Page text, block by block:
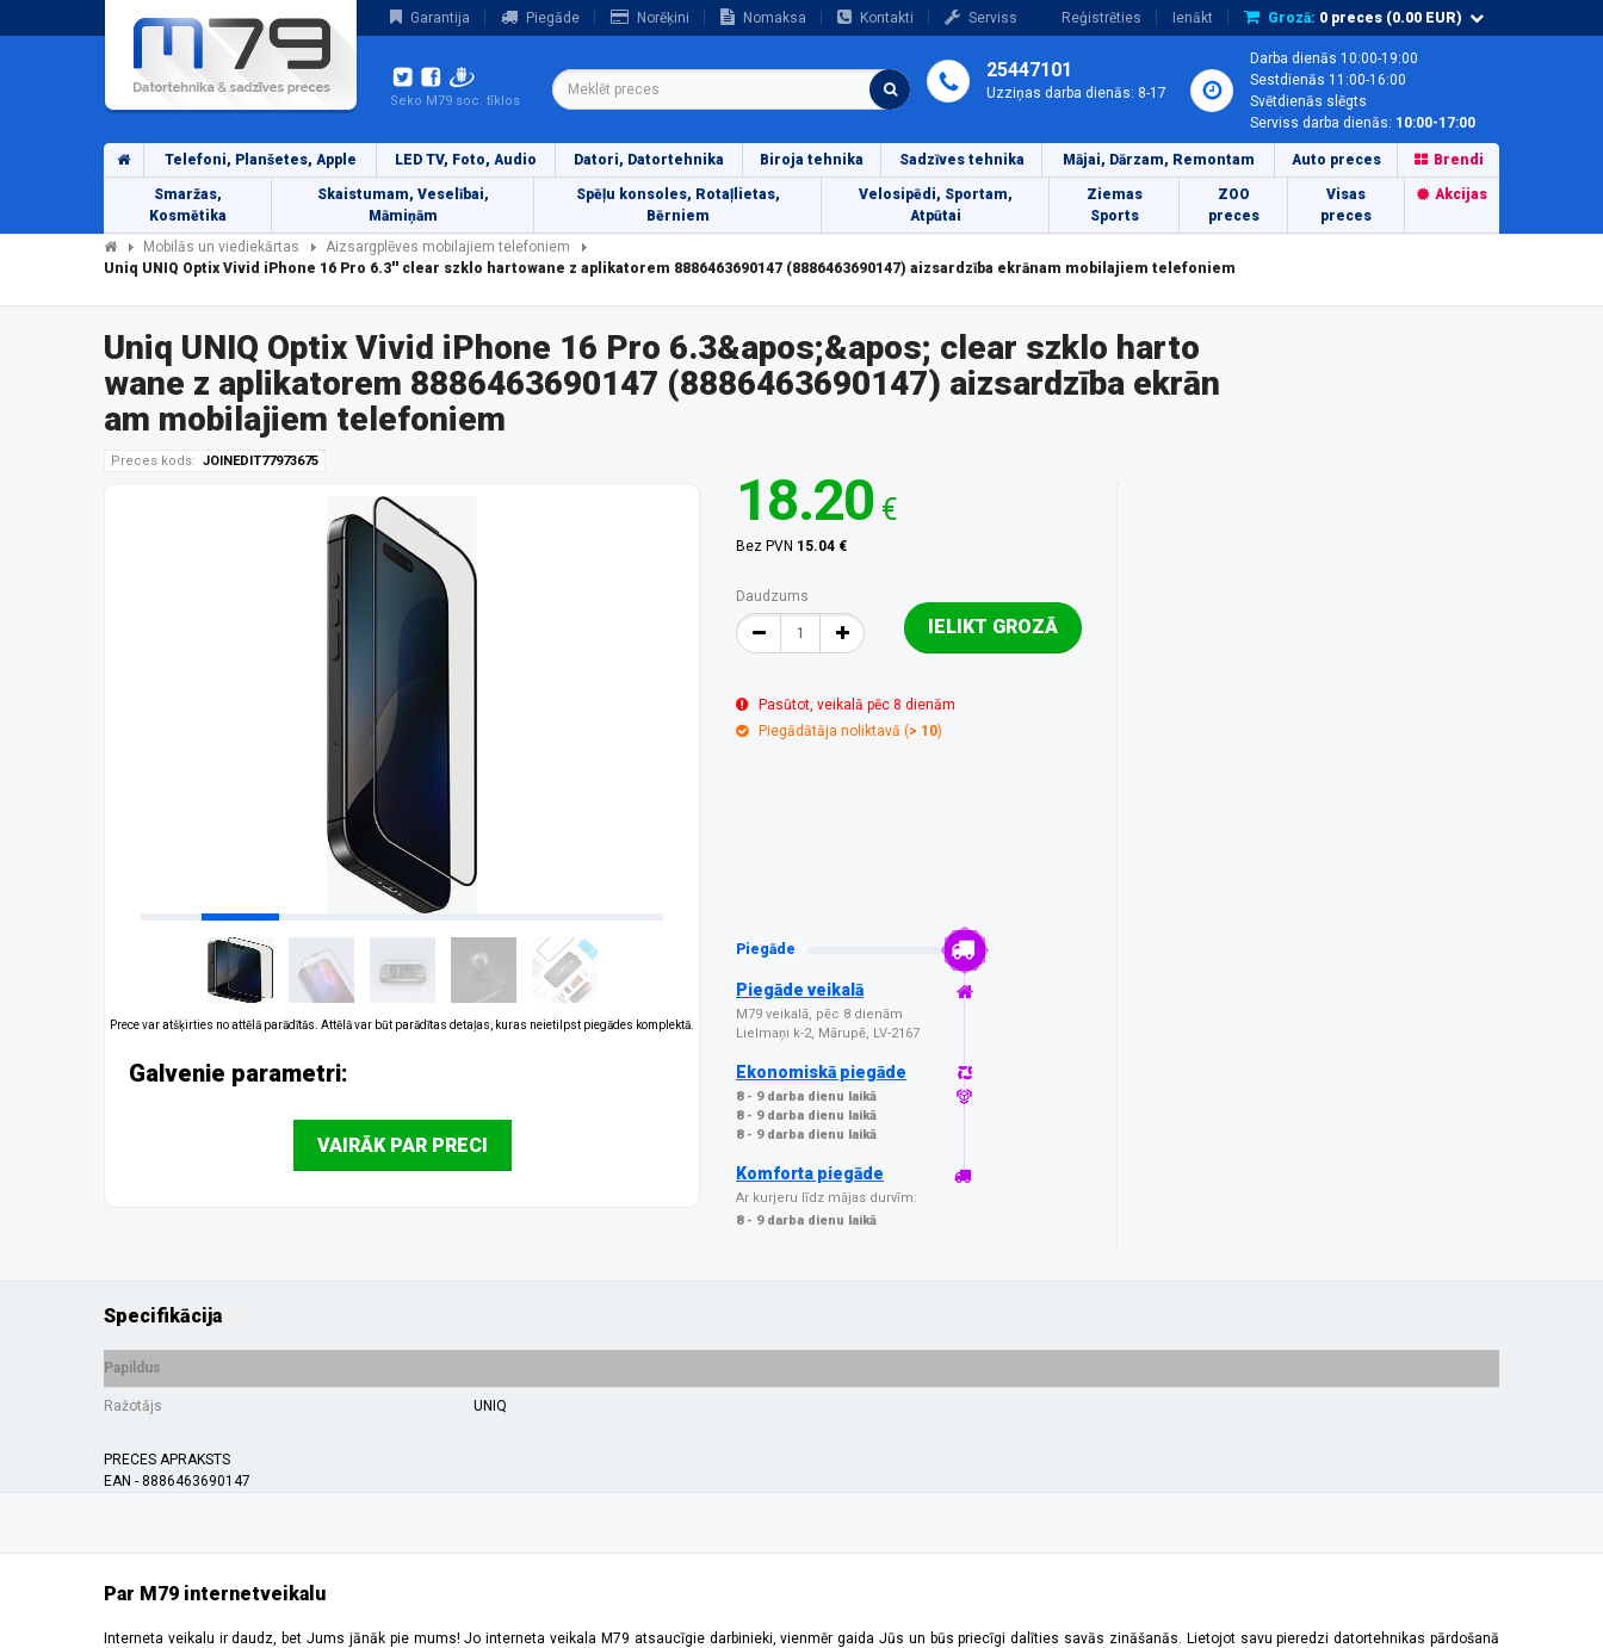
Garantija Piegāde Norēķini Nomaksa Kontakti Serviss Reģistrēties Ienākt Grozā: 0 preces (0.00 EUR)
Seko M79 soc. tīklos
25447101
Uzziņas darba dienās: 8-17
Darba dienās 10:00-19:00
Sestdienās 11:00-16:00
Svētdienās slēgts
Serviss darba dienās: 10:00-17:00
Telefoni, Planšetes, Apple LED TV, Foto, Audio Datori, Datortehnika Biroja tehnika Sadzīves tehnika Mājai, Dārzam, Remontam Auto preces Brendi
Smaržas,
Kosmētika
Skaistumam, Veselībai,
Māmiņām
Spēļu konsoles, Rotaļlietas,
Bērniem
Velosipēdi, Sportam,
Atpūtai
Ziemas
Sports
ZOO
preces
Visas
preces
Akcijas
Mobilās un viediekārtas
Aizsargplēves mobilajiem telefoniem
Uniq UNIQ Optix Vivid iPhone 16 Pro 6.3'' clear szklo hartowane z aplikatorem 8886463690147 (8886463690147) aizsardzība ekrānam mobilajiem telefoniem
Uniq UNIQ Optix Vivid iPhone 16 Pro 6.3&apos;&apos; clear szklo harto
wane z aplikatorem 8886463690147 (8886463690147) aizsardzība ekrān
am mobilajiem telefoniem
Preces kods: JOINEDIT77973675
Prece var atšķirties no attēlā parādītās. Attēlā var būt parādītas detaļas, kuras neietilpst piegādes komplektā.
Galvenie parametri:
VAIRĀK PAR PRECI
18.20 €
Bez PVN 15.04 €
Daudzums
IELIKT GROZĀ
Pasūtot, veikalā pēc 8 dienām
Piegādātāja noliktavā (> 10)
Piegāde
Piegāde veikalā
M79 veikalā, pēc 8 dienām
Lielmaņi k-2, Mārupē, LV-2167
Ekonomiskā piegāde
8 - 9 darba dienu laikā
8 - 9 darba dienu laikā
8 - 9 darba dienu laikā
Komforta piegāde
Ar kurjeru līdz mājas durvīm:
8 - 9 darba dienu laikā
Specifikācija
Papildus
Ražotājs UNIQ
PRECES APRAKSTS
EAN - 8886463690147
Par M79 internetveikalu
Interneta veikalu ir daudz, bet Jums jānāk pie mums! Jo interneta veikala M79 atsaucīgie darbinieki, vienmēr gaida Jūs un būs priecīgi dalīties savās zināšanās. Lietojot savu pieredzi datortehnikas pārdošanā